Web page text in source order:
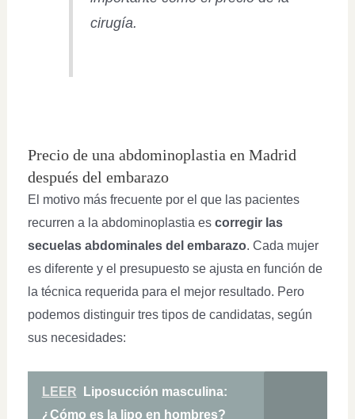
cirugía.
Precio de una abdominoplastia en Madrid
después del embarazo
El motivo más frecuente por el que las pacientes
recurren a la abdominoplastia es corregir las
secuelas abdominales del embarazo. Cada mujer
es diferente y el presupuesto se ajusta en función de
la técnica requerida para el mejor resultado. Pero
podemos distinguir tres tipos de candidatas, según
sus necesidades:
LEER
Liposucción masculina:
¿Cómo es la lipo en hombres?